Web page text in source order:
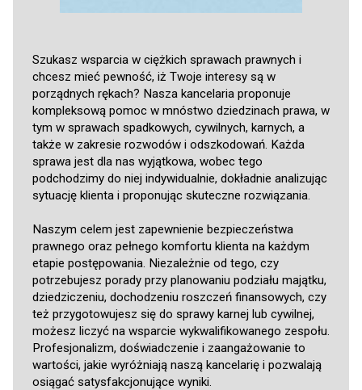
Szukasz wsparcia w ciężkich sprawach prawnych i
chcesz mieć pewność, iż Twoje interesy są w
porządnych rękach? Nasza kancelaria proponuje
kompleksową pomoc w mnóstwo dziedzinach prawa, w
tym w sprawach spadkowych, cywilnych, karnych, a
także w zakresie rozwodów i odszkodowań. Każda
sprawa jest dla nas wyjątkowa, wobec tego
podchodzimy do niej indywidualnie, dokładnie analizując
sytuację klienta i proponując skuteczne rozwiązania.
Naszym celem jest zapewnienie bezpieczeństwa
prawnego oraz pełnego komfortu klienta na każdym
etapie postępowania. Niezależnie od tego, czy
potrzebujesz porady przy planowaniu podziału majątku,
dziedziczeniu, dochodzeniu roszczeń finansowych, czy
też przygotowujesz się do sprawy karnej lub cywilnej,
możesz liczyć na wsparcie wykwalifikowanego zespołu.
Profesjonalizm, doświadczenie i zaangażowanie to
wartości, jakie wyróżniają naszą kancelarię i pozwalają
osiągać satysfakcjonujące wyniki.